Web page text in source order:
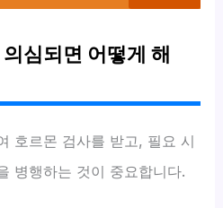
심되면 어떻게 해
호르몬 검사를 받고, 필요 시
병행하는 것이 중요합니다.